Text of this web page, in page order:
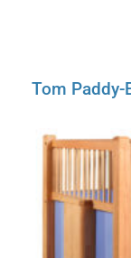
Tom Paddy-